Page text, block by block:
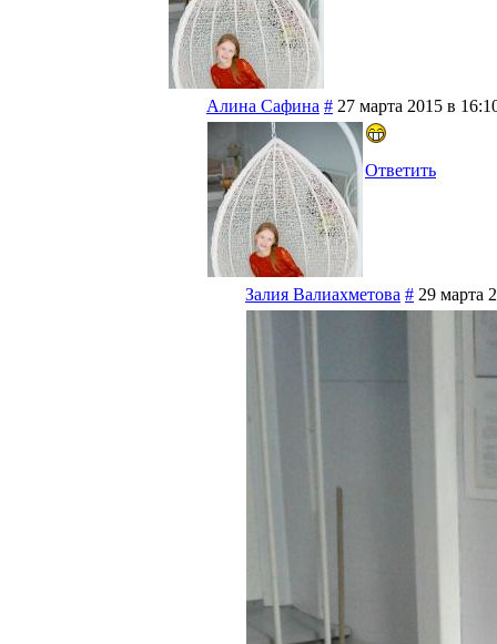
Алина Сафина # 27 марта 2015 в
Ответить
Залия Валиахметова # 29 марта